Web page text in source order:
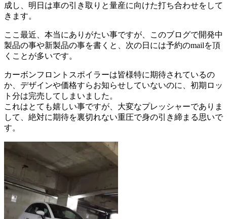
成し、明日は車の引き取りと量産に向けた打ち合わせをして
きます。
ここ最近、本当にありがたい事ですが、このブログで開発中
製品の事や新製品の事を書くと、次の日には予約のmailを頂
くことが多いです。
カーボンフロントスポイラーは皆様特に期待されているの
か、デザインや価格すらお知らせしていないのに、初期ロッ
ト分は完売してしまいました。
これはとても嬉しい事ですが、大変なプレッシャーでありま
して、絶対に期待を裏切れない重圧で身の引き締まる思いで
す。